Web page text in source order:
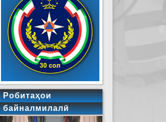
Робитаҳои
байналмилалӣ